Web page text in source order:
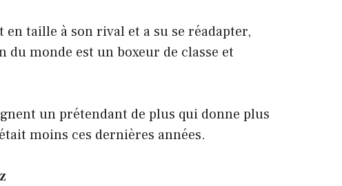
taille à son rival et a su se réadapter,
monde est un boxeur de classe et
un prétendant de plus qui donne plus
moins ces dernières années.